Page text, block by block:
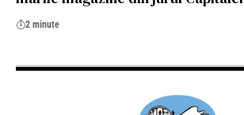
2 minute